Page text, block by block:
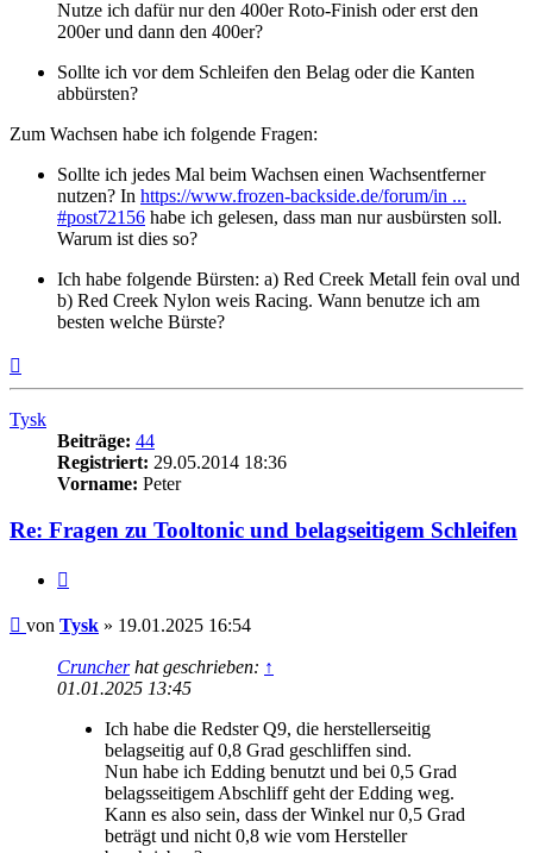
Nutze ich dafür nur den 400er Roto-Finish oder erst den
200er und dann den 400er?
Sollte ich vor dem Schleifen den Belag oder die Kanten
abbürsten?
Zum Wachsen habe ich folgende Fragen:
Sollte ich jedes Mal beim Wachsen einen Wachsentferner
nutzen? In https://www.frozen-backside.de/forum/in ...
#post72156 habe ich gelesen, dass man nur ausbürsten soll.
Warum ist dies so?
Ich habe folgende Bürsten: a) Red Creek Metall fein oval und
b) Red Creek Nylon weis Racing. Wann benutze ich am
besten welche Bürste?
Tysk
Beiträge: 44
Registriert: 29.05.2014 18:36
Vorname: Peter
Re: Fragen zu Tooltonic und belagseitigem Schleifen
Beitrag
von Tysk » 19.01.2025 16:54
Cruncherhat geschrieben: ↑
01.01.2025 13:45
Ich habe die Redster Q9, die herstellerseitig
belagseitig auf 0,8 Grad geschliffen sind.
Nun habe ich Edding benutzt und bei 0,5 Grad
belagsseitigem Abschliff geht der Edding weg.
Kann es also sein, dass der Winkel nur 0,5 Grad
beträgt und nicht 0,8 wie vom Hersteller